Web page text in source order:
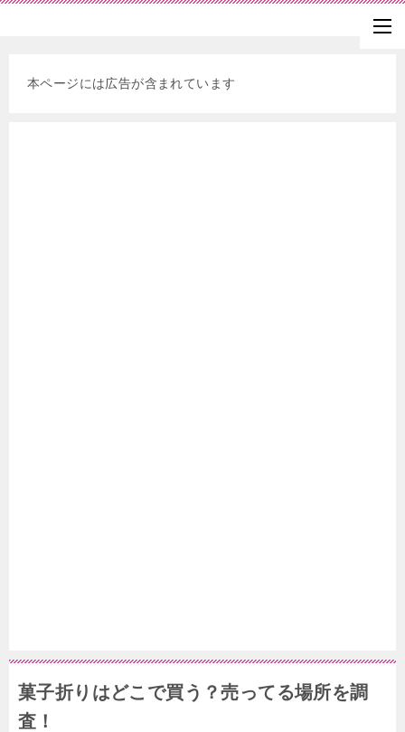
本ページには広告が含まれています
菓子折りはどこで買う？売ってる場所を調
査！